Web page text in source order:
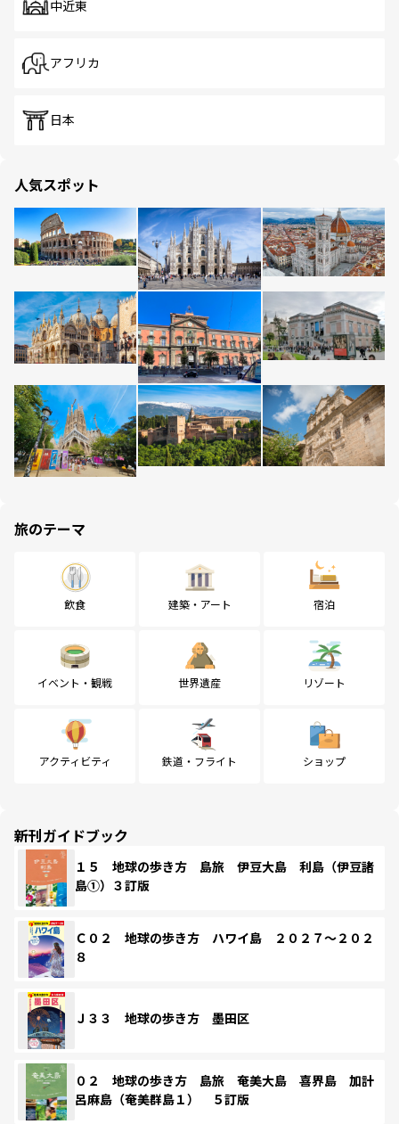
中近東
アフリカ
日本
人気スポット
旅のテーマ
飲食 建築・アート 宿泊
イベント・観戦 世界遺産 リゾート
アクティビティ 鉄道・フライト ショップ
新刊ガイドブック
１５ 地球の歩き方 島旅 伊豆大島 利島（伊豆諸
島①）３訂版
Ｃ０２ 地球の歩き方 ハワイ島 ２０２７～２０２
８
Ｊ３３ 地球の歩き方 墨田区
０２ 地球の歩き方 島旅 奄美大島 喜界島 加計
呂麻島（奄美群島１） ５訂版